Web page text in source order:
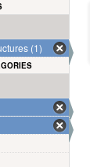
(1)